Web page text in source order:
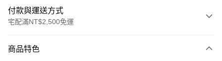
付款與運送方式
宅配滿NT$2,500免運
信用卡一次付款
商品特色